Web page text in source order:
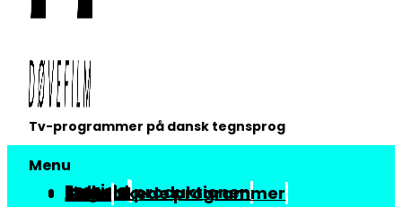
Tv-programmer på dansk tegnsprog
Menu
Forside
Indhold
Bag om produktionen
Find tolkede programmer
Tolke